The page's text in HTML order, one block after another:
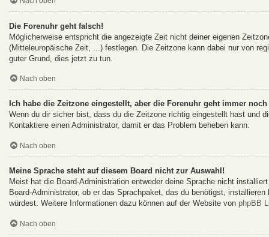
Die Forenuhr geht falsch!
Möglicherweise entspricht die angezeigte Zeit nicht deiner eigenen
(Mitteleuropäische Zeit, ...) festlegen. Die Zeitzone kann dabei nur von
guter Grund, dies jetzt zu tun.
Nach oben
Ich habe die Zeitzone eingestellt, aber die Forenuhr geht immer
Wenn du dir sicher bist, dass du die Zeitzone richtig eingestellt hast und
Kontaktiere einen Administrator, damit er das Problem beheben kann.
Nach oben
Meine Sprache steht auf diesem Board nicht zur Auswahl!
Meist hat die Board-Administration entweder deine Sprache nicht
Board-Administrator, ob er das Sprachpaket, das du benötigst,
würdest. Weitere Informationen dazu können auf der Website von phpBB
Nach oben